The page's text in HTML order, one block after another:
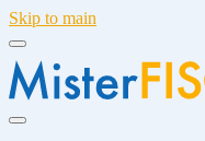
Skip to main